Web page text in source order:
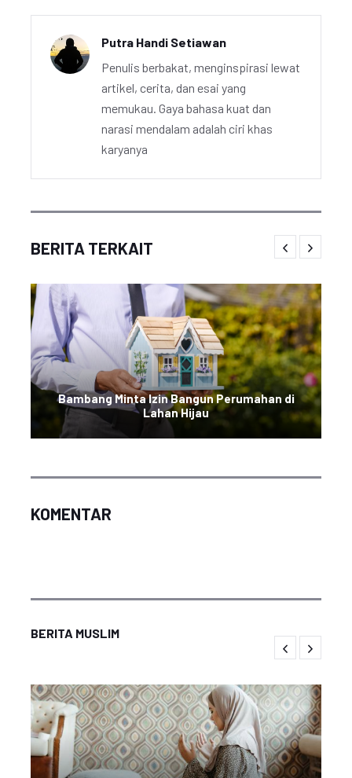
Putra Handi Setiawan
Penulis berbakat, menginspirasi lewat
artikel, cerita, dan esai yang
memukau. Gaya bahasa kuat dan
narasi mendalam adalah ciri khas
karyanya
BERITA TERKAIT
Bambang Minta Izin Bangun Perumahan di
Lahan Hijau
KOMENTAR
BERITA MUSLIM